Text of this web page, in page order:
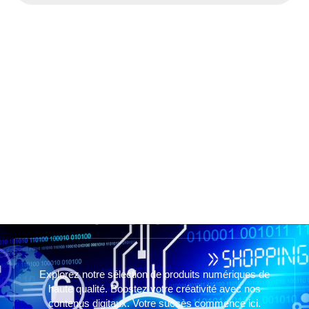
Explorez notre sélection de produits numériques de
haute qualité. Boostez votre créativité avec nos
contenus digitaux. Votre succès commence ici.